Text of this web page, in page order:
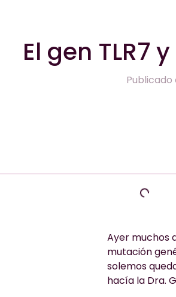
El gen TLR7
Ayer muchos
mutación
solemos
hacía la Dra.